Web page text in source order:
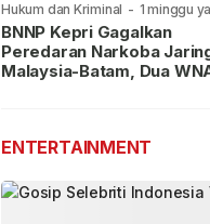
Hukum dan Kriminal - 1 minggu
lalu
BNNP Kepri Gagalkan
Peredaran Narkoba
Malaysia-Batam, Dua
ENTERTAINMENT